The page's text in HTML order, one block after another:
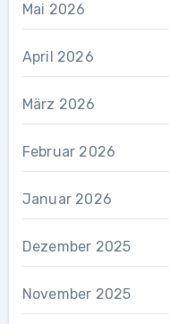
Mai 2026
April 2026
März 2026
Februar 2026
Januar 2026
Dezember 2025
November 2025